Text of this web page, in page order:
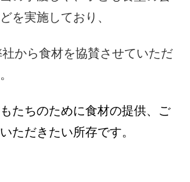
どを実施しており、
から食材を協賛させていただ
たちのために食材の提供、ご
ただきたい所存です。